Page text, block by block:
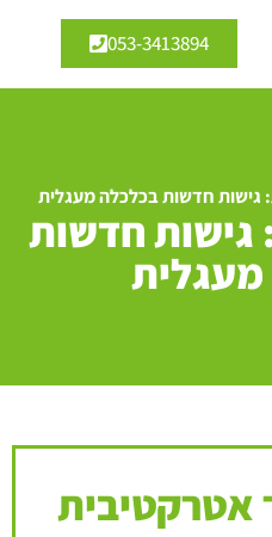
053-3413894
גישות חדשות בכלכלה מעגלית
גישות חדשות
אטרקטיבית